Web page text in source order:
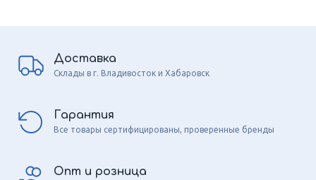
Доставка
Склады в г. Владивосток и Хабаровск
Гарантия
Все товары сертифицированы, проверенные бренды
Опт и розница